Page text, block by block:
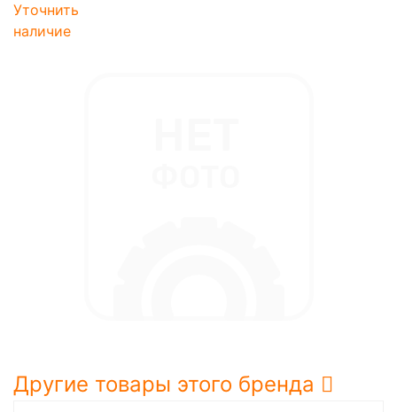
Уточнить
наличие
Другие товары этого бренда